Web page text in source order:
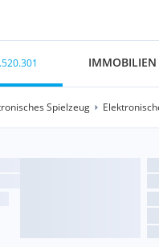
IMMOBILIEN
Spielzeug